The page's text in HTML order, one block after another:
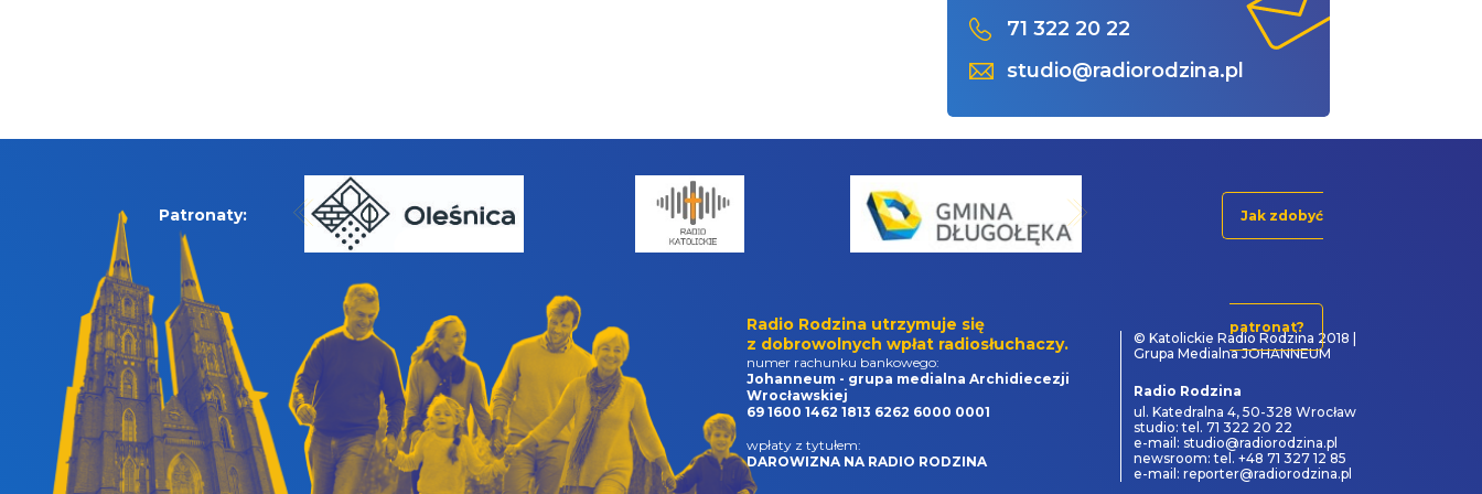
71 322 20 22
studio@radiorodzina.pl
Patronaty: Jak zdobyć
patronat?
Radio Rodzina utrzymuje się
z dobrowolnych wpłat radiosłuchaczy.
numer rachunku bankowego:
Johanneum - grupa medialna Archidiecezji
Wrocławskiej
69 1600 1462 1813 6262 6000 0001
wpłaty z tytułem:
DAROWIZNA NA RADIO RODZINA
© Katolickie Radio Rodzina 2018 |
Grupa Medialna JOHANNEUM
Radio Rodzina
ul. Katedralna 4, 50-328 Wrocław
studio: tel. 71 322 20 22
e-mail: studio@radiorodzina.pl
newsroom: tel. +48 71 327 12 85
e-mail: reporter@radiorodzina.pl